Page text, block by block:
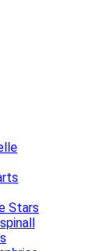
Stars